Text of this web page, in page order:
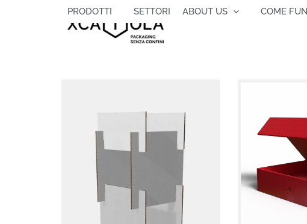
PRODOTTI SETTORI ABOUT US COME